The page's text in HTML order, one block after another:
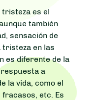
tristeza es el
también
sensación de
tristeza en las
es diferente de la
a
la vida, como el
etc. Es